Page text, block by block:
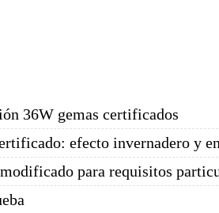
36W gemas certificados
efecto invernadero y
para requisitos